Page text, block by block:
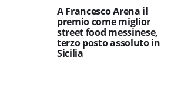
A Francesco Arena il
premio come miglior
street food messinese,
terzo posto assoluto in
Sicilia